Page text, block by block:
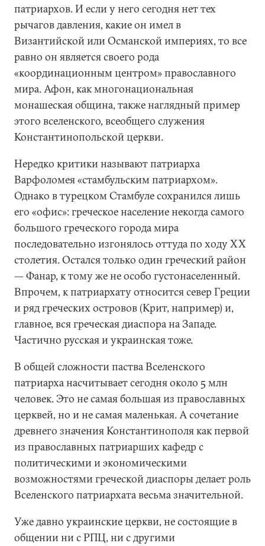
патриархов. И если у него сегодня нет тех
рычагов давления, какие он имел в
Византийской или Османской империях, то все
равно он является своего рода
«координационным центром» православного
мира. Афон, как многонациональная
монашеская община, также наглядный пример
этого вселенского, всеобщего служения
Константинопольской церкви.
Нередко критики называют патриарха
Варфоломея «стамбульским патриархом».
Однако в турецком Стамбуле сохранился лишь
его «офис»: греческое население некогда самого
большого греческого города мира
последовательно изгонялось оттуда по ходу ХХ
столетия. Остался только один греческий район
— Фанар, к тому же не особо густонаселенный.
Впрочем, к патриархату относится север Греции
и ряд греческих островов (Крит, например) и,
главное, вся греческая диаспора на Западе.
Частично русская и украинская тоже.
В общей сложности паства Вселенского
патриарха насчитывает сегодня около 5 млн
человек. Это не самая большая из православных
церквей, но и не самая маленькая. А сочетание
древнего значения Константинополя как первой
из православных патриарших кафедр с
политическими и экономическими
возможностями греческой диаспоры делает роль
Вселенского патриархата весьма значительной.
Уже давно украинские церкви, не состоящие в
общении ни с РПЦ, ни с другими